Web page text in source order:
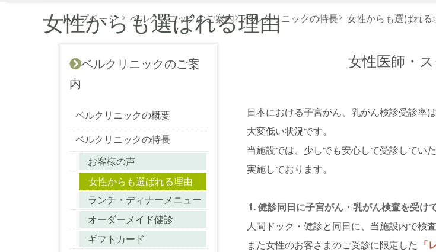
女性からも選ばれる理由
トップページ > ベルクリニックのご案内> ベルクリニックの特長> 女性からも選ばれる
女性医師・
日本における子宮がん、乳がん検診受診率
大変低い状況です。
当施設では、少しでも安心して受診してい
実施しております。
1. 健診同日に子宮がん・乳がん検査を受け
人間ドック・健診と同日に、当施設内で検
また女性のお客さまのご受診に限定した 「
ベルクリニックのご案
内
ベルクリニックの概要
ベルクリニックの特長
お客様の声
女性からも選ばれる理由
ランチ・ディナーメニュー
オーダーメイド健診
ギフトカード